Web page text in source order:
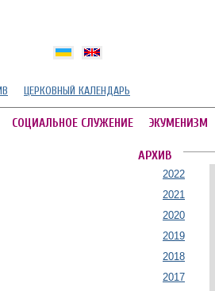
ЦЕРКОВНЫЙ КАЛЕНДАРЬ
СОЦИАЛЬНОЕ СЛУЖЕНИЕ ЭКУМЕНИЗМ
АРХИВ
2022
2021
2020
2019
2018
2017